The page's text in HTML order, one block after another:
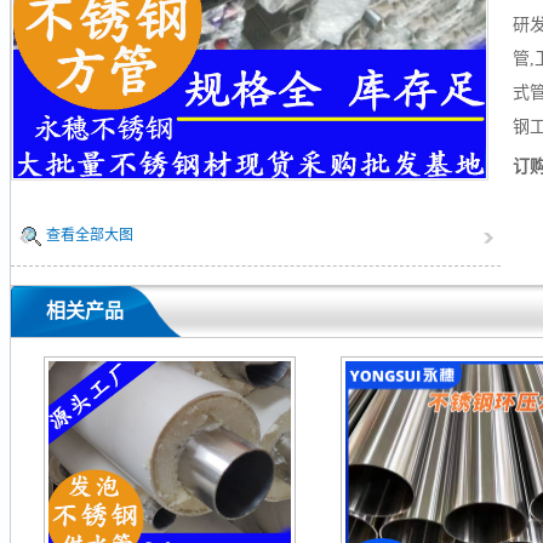
查看全部大图
研
管,
式
钢
订
相关产品